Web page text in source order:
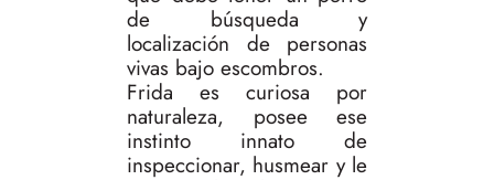
de búsqueda y
localización de personas
vivas bajo escombros.
Frida es curiosa por
naturaleza, posee ese
instinto innato de
inspeccionar, husmear y le